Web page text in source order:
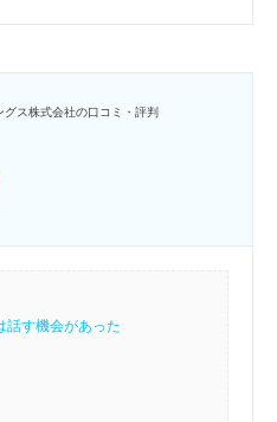
ス株式会社の口コミ・評判
話す機会があった